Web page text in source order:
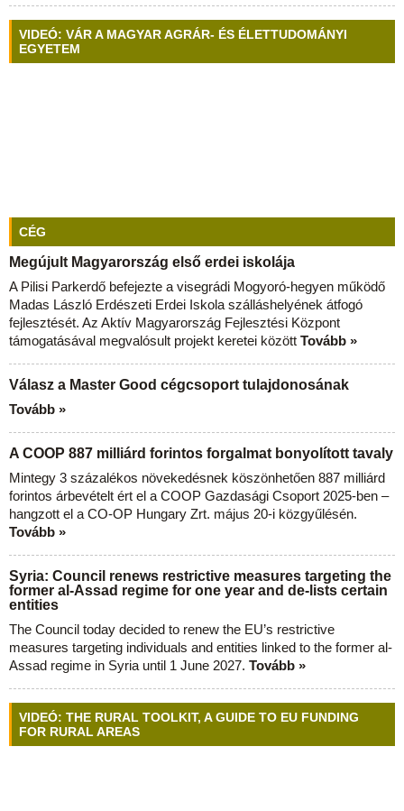
VIDEÓ: VÁR A MAGYAR AGRÁR- ÉS ÉLETTUDOMÁNYI
EGYETEM
CÉG
Megújult Magyarország első erdei iskolája
A Pilisi Parkerdő befejezte a visegrádi Mogyoró-hegyen működő
Madas László Erdészeti Erdei Iskola szálláshelyének átfogó
fejlesztését. Az Aktív Magyarország Fejlesztési Központ
támogatásával megvalósult projekt keretei között Tovább »
Válasz a Master Good cégcsoport tulajdonosának
Tovább »
A COOP 887 milliárd forintos forgalmat bonyolított tavaly
Mintegy 3 százalékos növekedésnek köszönhetően 887 milliárd
forintos árbevételt ért el a COOP Gazdasági Csoport 2025-ben –
hangzott el a CO-OP Hungary Zrt. május 20-i közgyűlésén.
Tovább »
Syria: Council renews restrictive measures targeting the
former al-Assad regime for one year and de-lists certain
entities
The Council today decided to renew the EU’s restrictive
measures targeting individuals and entities linked to the former al-
Assad regime in Syria until 1 June 2027. Tovább »
VIDEÓ: THE RURAL TOOLKIT, A GUIDE TO EU FUNDING
FOR RURAL AREAS